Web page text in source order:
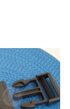
Rango
de
precios:
desde
$400.00
hasta
$570.00